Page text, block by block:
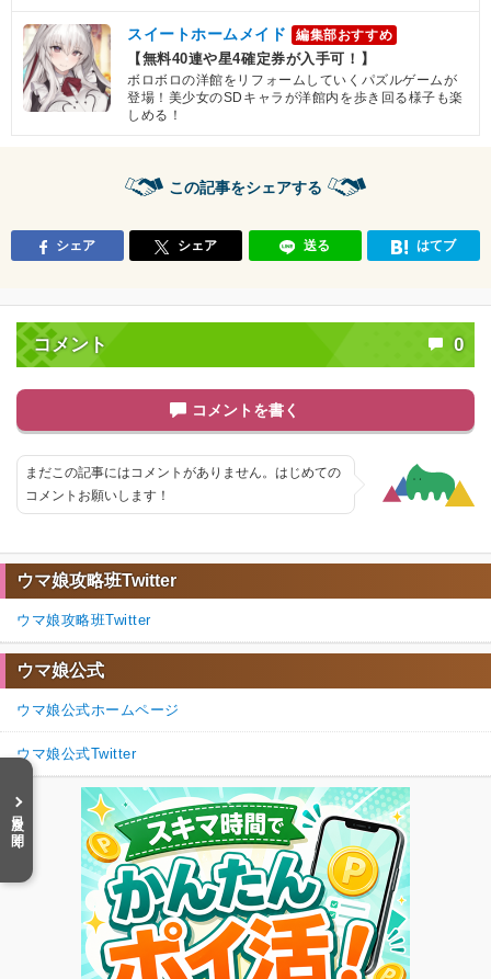
スイートホームメイド 編集部おすすめ
【無料40連や星4確定券が入手可！】
ボロボロの洋館をリフォームしていくパズルゲームが
登場！美少女のSDキャラが洋館内を歩き回る様子も楽
しめる！
この記事をシェアする
シェア シェア 送る はてブ
コメント 0
コメントを書く
まだこの記事にはコメントがありません。はじめての
コメントお願いします！
目次を開く
ウマ娘攻略班Twitter
ウマ娘攻略班Twitter
ウマ娘公式
ウマ娘公式ホームページ
ウマ娘公式Twitter